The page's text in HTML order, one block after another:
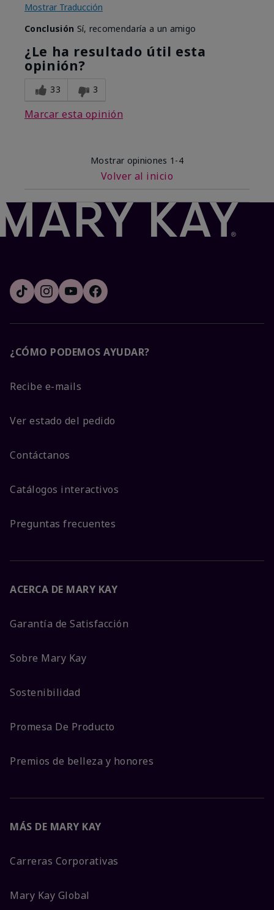
Mostrar Traducción
Conclusión Sí, recomendaría a un amigo
¿Le ha resultado útil esta
opinión?
33 3
Marcar esta opinión
Mostrar opiniones 1-4
Volver al inicio
¿CÓMO PODEMOS AYUDAR?
Recibe e-mails
Ver estado del pedido
Contáctanos
Catálogos interactivos
Preguntas frecuentes
ACERCA DE MARY KAY
Garantía de Satisfacción
Sobre Mary Kay
Sostenibilidad
Promesa De Producto
Premios de belleza y honores
MÁS DE MARY KAY
Carreras Corporativas
Mary Kay Global